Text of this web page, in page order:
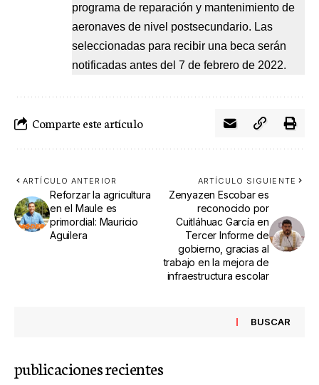
programa de reparación y mantenimiento de
aeronaves de nivel postsecundario. Las
seleccionadas para recibir una beca serán
notificadas antes del 7 de febrero de 2022.
Comparte este artículo
ARTÍCULO ANTERIOR
Reforzar la agricultura
en el Maule es
primordial: Mauricio
Aguilera
ARTÍCULO SIGUIENTE
Zenyazen Escobar es
reconocido por
Cuitláhuac García en
Tercer Informe de
gobierno, gracias al
trabajo en la mejora de
infraestructura escolar
BUSCAR
publicaciones recientes